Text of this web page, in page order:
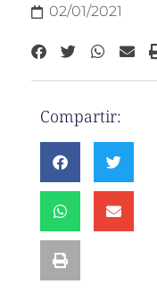
02/01/2021
Compartir: